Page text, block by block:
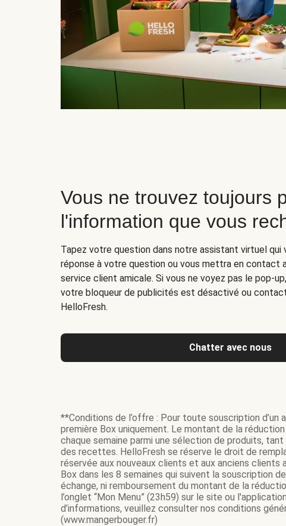
Vous ne trouvez toujours
l'information que vous
Tapez votre question dans notre assistant virtuel qui
réponse à votre question ou vous mettra en contact
service client amicale. Si vous ne voyez pas le pop-
votre bloqueur de publicités est désactivé ou
HelloFresh.
Chatter avec nous
**Conditions de l’offre : Pour toute souscription d’un
première Box uniquement. Le montant de la
chaque semaine parmi une sélection de produits,
des recettes. HelloFresh se réserve le droit de
réservée aux nouveaux clients et aux anciens clients
Box dans les 8 semaines qui suivent la souscription
échange, ni remboursement du montant de la
l’onglet “Mon Menu” (23h59) sur le site ou
d’informations, veuillez consulter nos conditions
(www.mangerbouger.fr)